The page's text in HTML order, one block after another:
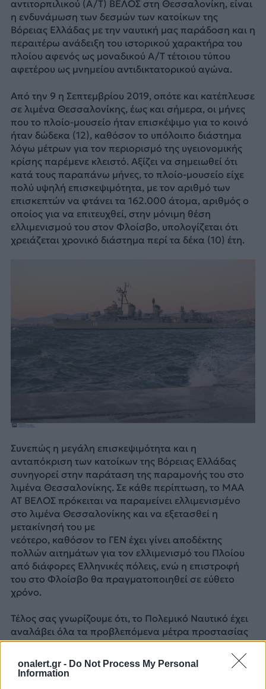
onalert.gr - Do Not Process My Personal
Information
αντιτορπιλικού (Α/Τ) ΒΕΛΟΣ στη Θεσσαλονίκη, είναι
η ενδυνάμωση των δεσμών των κατοίκων της
Βόρειας Ελλάδας με την ναυτική μας παράδοση και η
περαιτέρω ανάδειξη του ιστορικού χαρακτήρα του
πλοίου αφενός ως μοναδικού Α/Τ τέτοιου τύπου
αφετέρου ως μνημείου αντιδικτατορικού αγώνα.
Από την 9 η Σεπτεμβρίου 2019, οπότε και κατέπλευσε
σε λιμένα Θεσσαλονίκης, έως και σήμερα, οι μήνες
που το πλοίο-μουσείο ήταν επισκέψιμο για το κοινό
ήταν δώδεκα (12), καθόσον το υπόλοιπο διάστημα
λόγω μέτρων για τον περιορισμό της υγειονομικής
κρίσης παρέμενε κλειστό. Αξίζει να σημειωθεί ότι
κατά τους παραπάνω μήνες, το πλοίο-μουσείο είχε
πολύ υψηλή επισκεψιμότητα, με τον αριθμό των
επισκεπτών να φτάνει τα 162.000 άτομα, αριθμός ο
οποίος για να επιτευχθεί, στην μόνιμη θέση
ελλιμενισμού του στον Φλοίσβο, υπολογίζεται ότι
χρειάζεται χρονικό διάστημα περί τα δέκα (10) έτη.
Συνεπώς η μεγάλη επισκεψιμότητα και η
ανταπόκριση των κατοίκων της Βόρειας Ελλάδας
συνηγορεί στην παράταση της παραμονής του στο
λιμένα Θεσσαλονίκης. Σε κάθε περίπτωση, το ΜΑΑ
ΑΤ ΒΕΛΟΣ πρόκειται να παραμείνει ελλιμενισμένο
στο λιμένα Θεσσαλονίκης και να εξετασθεί η
μετακίνησή του με
νεότερο, καθόσον το ΓΕΝ έχει γίνει αποδέκτης
πολλών αιτημάτων για τον ελλιμενισμό του Πλοίου
από διάφορες Ελληνικές πόλεις, ενώ η επιστροφή
του στο Φλοίσβο θα πραγματοποιηθεί σε εύθετο
χρόνο.
Τέλος σας γνωρίζουμε ότι, το Πολεμικό Ναυτικό έχει
αναλάβει όλα τα προβλεπόμενα μέτρα προστασίας
και συντήρησης του πλοίου, καθ’ όλη τη διάρκεια
παραμονής του στο λιμένα της Θεσσαλονίκης.